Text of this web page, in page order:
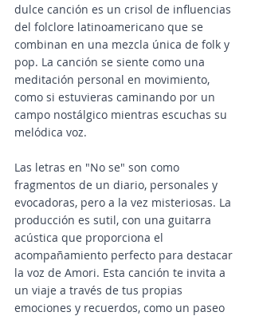
dulce canción es un crisol de influencias
del folclore latinoamericano que se
combinan en una mezcla única de folk y
pop. La canción se siente como una
meditación personal en movimiento,
como si estuvieras caminando por un
campo nostálgico mientras escuchas su
melódica voz.
Las letras en "No se" son como
fragmentos de un diario, personales y
evocadoras, pero a la vez misteriosas. La
producción es sutil, con una guitarra
acústica que proporciona el
acompañamiento perfecto para destacar
la voz de Amori. Esta canción te invita a
un viaje a través de tus propias
emociones y recuerdos, como un paseo